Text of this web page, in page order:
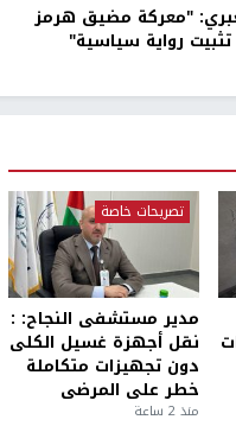
"معركة مضيق هرمز
رواية سياسية"
تصريحات خاصة
مدير مستشفى النجاح: :
نقل أجهزة غسيل الكلى
دون تجهيزات متكاملة
خطر على المرضى
منذ 2 ساعة